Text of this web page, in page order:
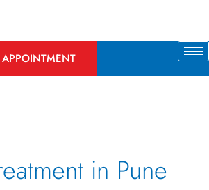
in Pune